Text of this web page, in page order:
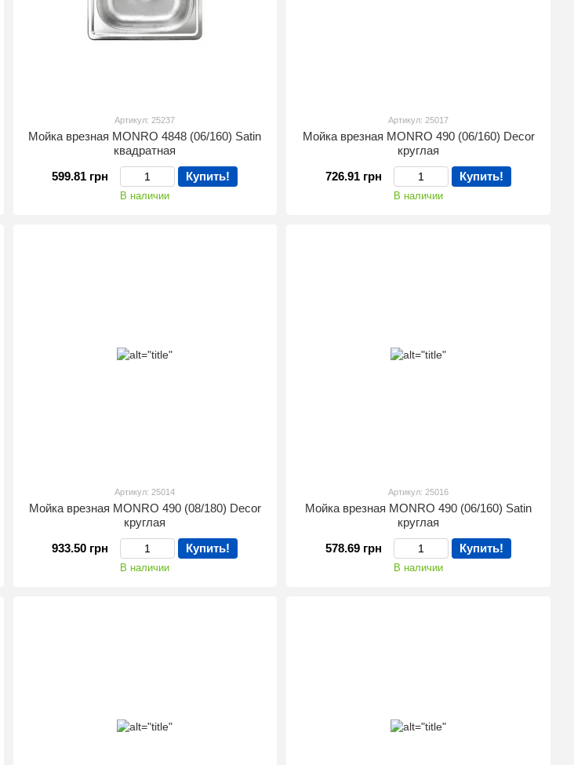
Артикул: 25237
Мойка врезная MONRO 4848 (06/160) Satin
квадратная
599.81 грн
Купить!
В наличии
Артикул: 25017
Мойка врезная MONRO 490 (06/160) Decor
круглая
726.91 грн
Купить!
В наличии
Артикул: 25014
Мойка врезная MONRO 490 (08/180) Decor
круглая
933.50 грн
Купить!
В наличии
Артикул: 25016
Мойка врезная MONRO 490 (06/160) Satin
круглая
578.69 грн
Купить!
В наличии